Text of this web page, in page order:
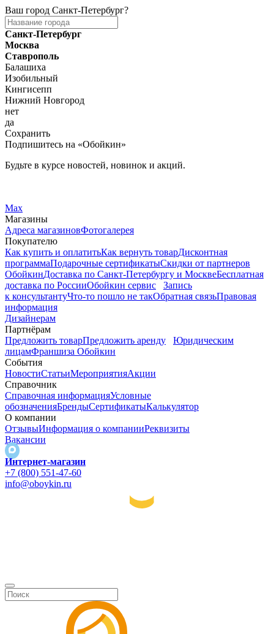
Ваш город Санкт-Петербург?
Санкт-Петербург
Москва
Ставрополь
Балашиха
Изобильный
Кингисепп
Нижний Новгород
нет
да
Сохранить
Подпишитесь на «Обойкин»
Будьте в курсе новостей, новинок и акций.
Max
Магазины
Адреса магазиновФотогалерея
Покупателю
Как купить и оплатитьКак вернуть товарДисконтная
программаПодарочные сертификатыСкидки от партнеров
ОбойкинДоставка по Санкт-Петербургу и МосквеБесплатная
доставка по РоссииОбойкин сервис
Запись
к консультантуЧто-то пошло не такОбратная связьПравовая
информация
Дизайнерам
Партнёрам
Предложить товарПредложить аренду
Юридическим
лицамФраншиза Обойкин
События
НовостиСтатьиМероприятияАкции
Справочник
Справочная информацияУсловные
обозначенияБрендыСертификатыКалькулятор
О компании
ОтзывыИнформация о компанииРеквизиты
Вакансии
Интернет-магазин
+7 (800) 551-47-60
info@oboykin.ru